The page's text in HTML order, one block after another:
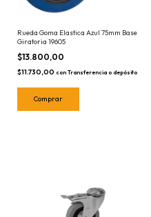
Rueda Goma Elastica Azul 75mm Base
Giratoria 19605
$13.800,00
$11.730,00 con Transferencia o depósito